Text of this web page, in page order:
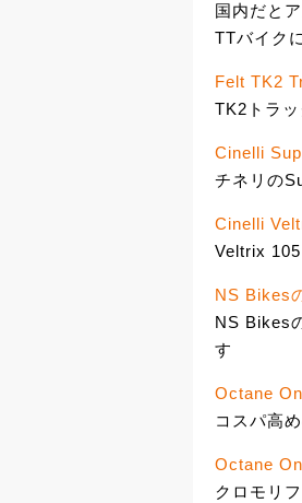
国内だと
TTバイク
Felt TK2
TK2トラ
Cinelli
チネリの
Cinelli
Veltrix
NS Bikes
NS Bikes
す
Octane
コスパ高
Octane
クロモリ